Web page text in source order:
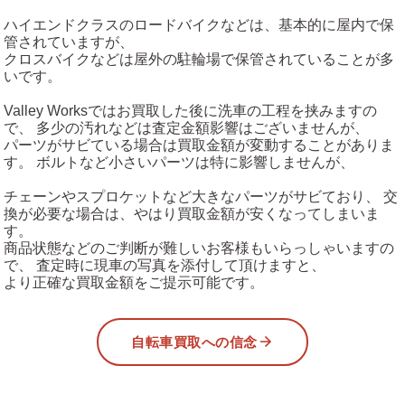
ハイエンドクラスのロードバイクなどは、基本的に屋内で保
管されていますが、
クロスバイクなどは屋外の駐輪場で保管されていることが多
いです。
Valley Worksではお買取した後に洗車の工程を挟みますの
で、 多少の汚れなどは査定金額影響はございませんが、
パーツがサビている場合は買取金額が変動することがありま
す。 ボルトなど小さいパーツは特に影響しませんが、
チェーンやスプロケットなど大きなパーツがサビており、 交
換が必要な場合は、やはり買取金額が安くなってしまいま
す。
商品状態などのご判断が難しいお客様もいらっしゃいますの
で、 査定時に現車の写真を添付して頂けますと、
より正確な買取金額をご提示可能です。
自転車買取への信念